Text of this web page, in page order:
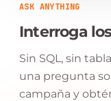
ASK ANYTHING
Interroga
Sin SQL, sin
una pregunta
campaña y